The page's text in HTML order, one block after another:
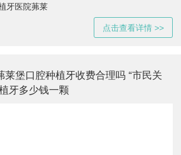
牙医院茀莱
点击查看详情 >>
莱堡口腔种植牙收费合理吗 “市民关
牙多少钱一颗